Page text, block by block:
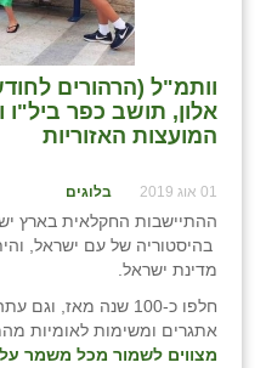
וותמ"ל (הרהורים
אלון, תושב כפר ביל"ו
המועצות האזוריות
01 אוג 2019 בלוגים
ההתיישבות החקלאית בארץ
בהיסטוריה של עם ישראל,
מדינת ישראל.
חלפו כ-100 שנה מאז,
אתגרים ומשימות לאומיות
מצווים לשמור מכל משמר על